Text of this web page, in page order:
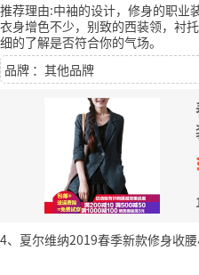
推荐理由:中袖的设计，修身的职业
衣身增色不少，别致的西装领，衬托
细的了解是否符合你的气场。
品牌 ：其他品牌
4、夏尔维纳2019春季新款修身收